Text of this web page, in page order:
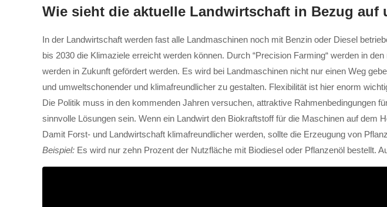
Wie sieht die aktuelle Landwirtschaft in Bezug auf
In der Landwirtschaft werden fast alle Landmaschinen noch mit Benzin oder Diesel
bis 2030 die Klimaziele erreicht werden können. Durch “Precision Farming“ werden in
werden in Zukunft gefördert werden. Es wird bei Landmaschinen nicht nur einen Weg
und umweltschonender und klimafreundlicher zu gestalten. Flexibilität ist hier enorm
Die Politik muss in den kommenden Jahren versuchen, attraktive Rahmenbedingungen
sinnvolle Lösungen sein. Wenn ein Landwirt den Biokraftstoff für die Maschinen auf
Damit Forst- und Landwirtschaft klimafreundlicher werden, sollte die Erzeugung von
Beispiel: Es wird nur zehn Prozent der Nutzfläche mit Biodiesel oder Pflanzenöl bestellt.